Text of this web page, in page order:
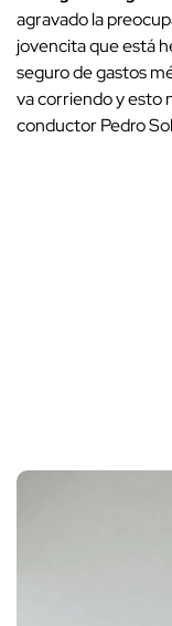
agravado la
jovencita que está
seguro de gastos
va corriendo y esto
conductor Pedro